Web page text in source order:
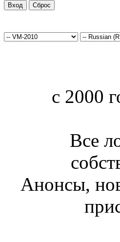
c 2000
Все
Анонсы,